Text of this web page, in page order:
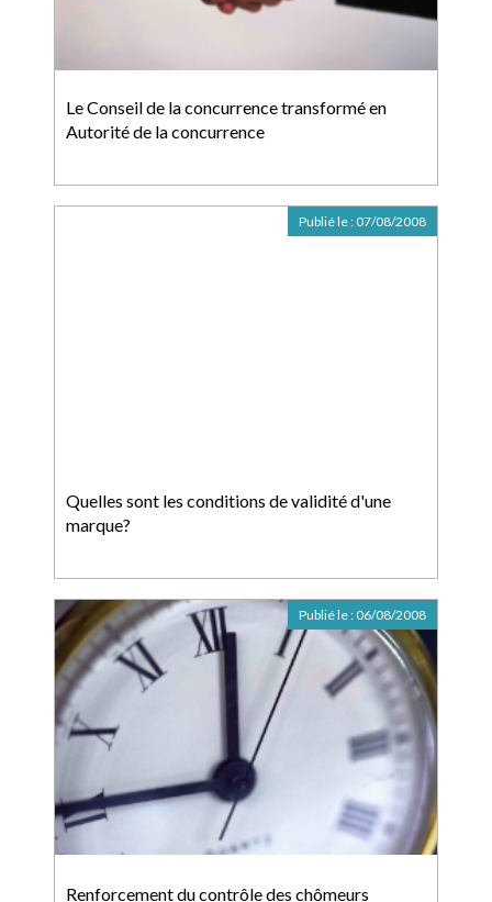
Le Conseil de la concurrence transformé en
Autorité de la concurrence
Quelles sont les conditions de validité d'une
marque?
Publié le : 07/08/2008
Renforcement du contrôle des chômeurs
Publié le : 06/08/2008